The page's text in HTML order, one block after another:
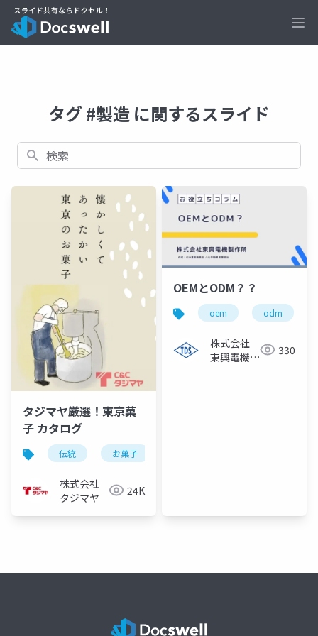
タグ #製造 に関するスライド
検索
タジマヤ厳選！東京菓
子 カタログ
伝統 お菓子
株式会社
タジマヤ
24K
OEMとODM？？
oem odm
株式会社
東興電機製
330